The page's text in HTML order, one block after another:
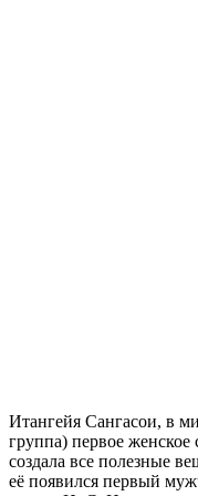
Итангейя Сангасои, в
группа) первое
создала все полезные
её появился первый